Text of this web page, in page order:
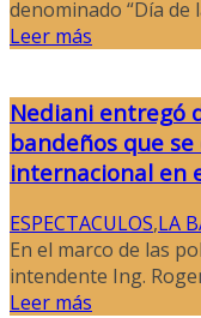
denominado “Día de
Leer más
Nediani entregó
bandeños que
internacional en
ESPECTACULOS,LA
En el marco de las
intendente Ing.
Leer más